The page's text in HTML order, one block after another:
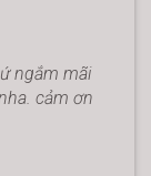
ngắm mãi
cảm ơn